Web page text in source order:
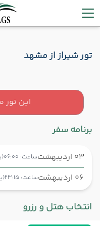
تور شیراز از مشهد
این
برنامه سفر
03 اردیبهشت ساعت: 06:00
06 اردیبهشت ساعت: 23:15
شروع سفر شیراز ,
انتخاب هتل و رزرو